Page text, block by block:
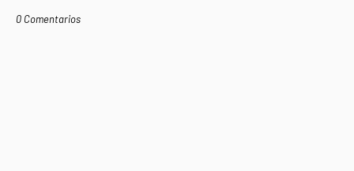
0 Comentarios